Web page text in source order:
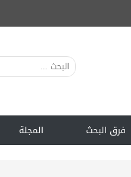
فرق البحث المجلة